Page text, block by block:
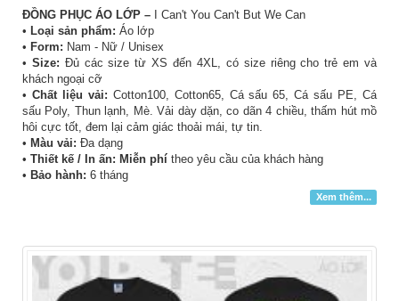
ĐỒNG PHỤC ÁO LỚP –
I Can't You Can't But We Can
• Loại sản phẩm: Áo lớp
• Form: Nam - Nữ / Unisex
• Size: Đủ các size từ XS đến 4XL, có size riêng cho trẻ em và
khách ngoại cỡ
• Chất liệu vải: Cotton100, Cotton65, Cá sấu 65, Cá sấu PE, Cá
sấu Poly, Thun lạnh, Mè. Vải dày dặn, co dãn 4 chiều, thấm hút mồ
hôi cực tốt, đem lại cảm giác thoải mái, tự tin.
• Màu vải: Đa dạng
• Thiết kế / In ấn: Miễn phí theo yêu cầu của khách hàng
• Bảo hành: 6 tháng
Xem thêm...